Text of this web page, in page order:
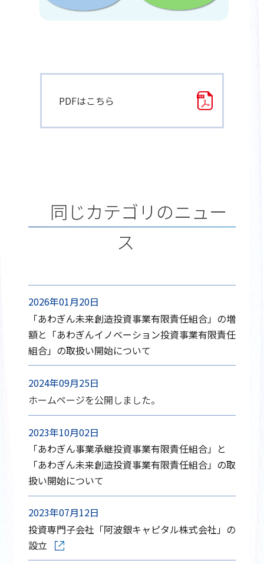
PDFはこちら
同じカテゴリのニュー
ス
2026年01月20日
「あわぎん未来創造投資事業有限責任組合」の増
額と「あわぎんイノベーション投資事業有限責任
組合」の取扱い開始について
2024年09月25日
ホームページを公開しました。
2023年10月02日
「あわぎん事業承継投資事業有限責任組合」と
「あわぎん未来創造投資事業有限責任組合」の取
扱い開始について
2023年07月12日
投資専門子会社「阿波銀キャピタル株式会社」の
設立